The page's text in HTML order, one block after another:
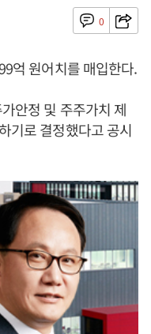
0
억 원어치를 매입한다.
안정 및 주주가치 제
기로 결정했다고 공시